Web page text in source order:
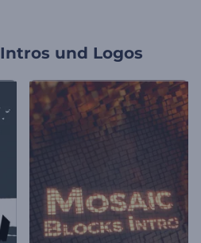
Intros und Logos